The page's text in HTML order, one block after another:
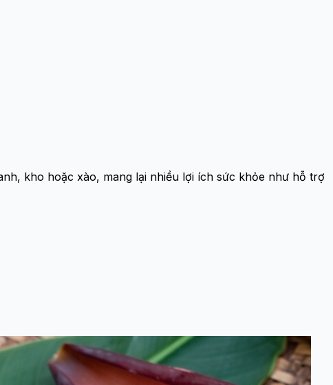
kho hoặc xào, mang lại nhiều lợi ích sức khỏe như hỗ trợ